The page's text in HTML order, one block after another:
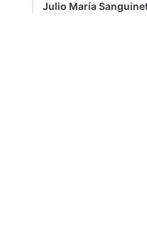
Julio María